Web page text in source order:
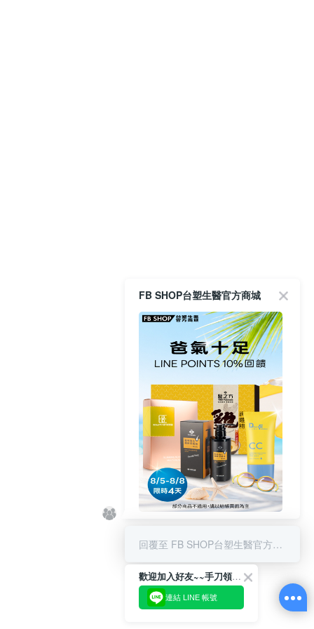
FB SHOP台塑生醫官方商城
回覆至 FB SHOP台塑生醫官方商城
歡迎加入好友~~手刀領優惠!
連結 LINE 帳號